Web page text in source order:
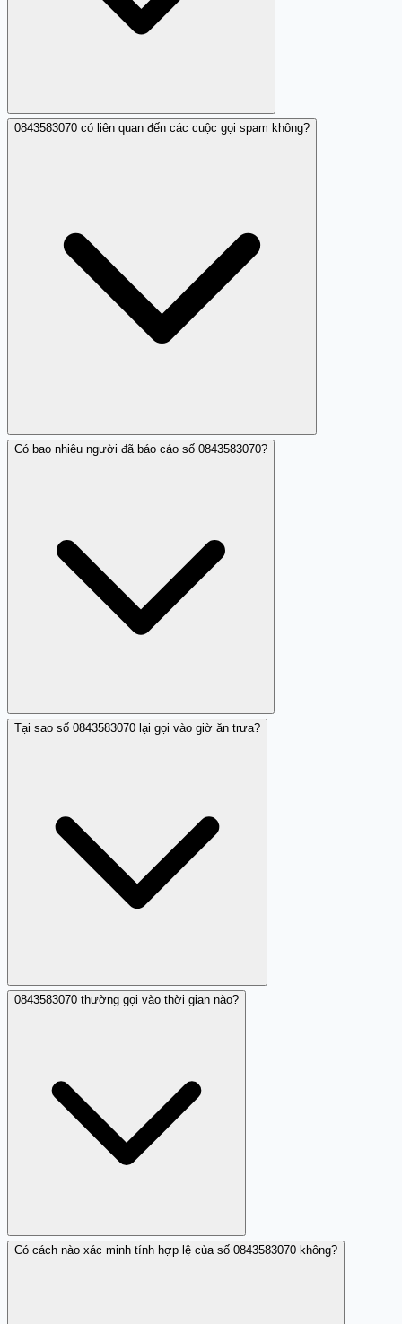
Hiện tại, chưa xác định được ai là người đứng sau số điện
0843583070 có liên quan đến các cuộc gọi spam không?
Có, nhiều người đã phản hồi rằng số này thường gọi
Có bao nhiêu người đã báo cáo số 0843583070?
Rất nhiều người dùng đã báo cáo số 0843583070 gây
Tại sao số 0843583070 lại gọi vào giờ ăn trưa?
Thường là những cuộc gọi lừa đảo muốn gây rối hoặc
0843583070 thường gọi vào thời gian nào?
Chủ yếu vào buổi sáng và chiều, gây nhiều phiền hà cho
Có cách nào xác minh tính hợp lệ của số 0843583070 không?